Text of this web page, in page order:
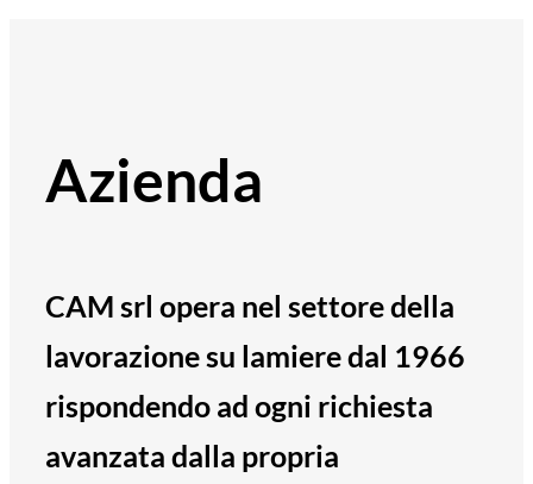
Azienda
CAM srl opera nel settore della
lavorazione su lamiere dal 1966
rispondendo ad ogni richiesta
avanzata dalla propria